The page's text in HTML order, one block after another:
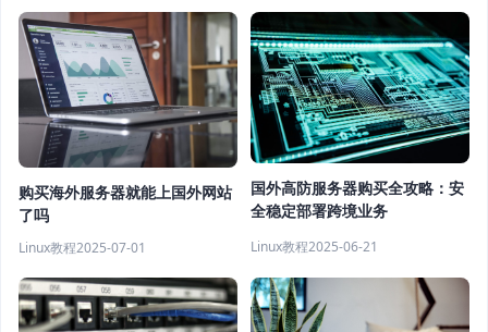
购买海外服务器就能上国外网站
了吗
Linux教程2025-07-01
国外高防服务器购买全攻略：安
全稳定部署跨境业务
Linux教程2025-06-21